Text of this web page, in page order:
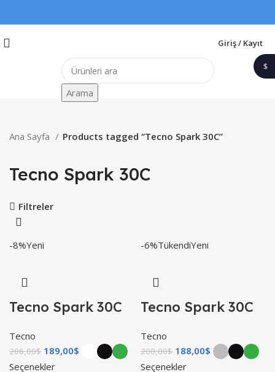
Giriş / Kayıt
Arama
Ana Sayfa Products tagged “Tecno Spark 30C”
Tecno Spark 30C
Filtreler
-8%Yeni
Tecno Spark 30C
Tecno
206,00$ 189,00$
Seçenekler
-6%TükendiYeni
Tecno Spark 30C
Tecno
200,00$ 188,00$
Seçenekler
$